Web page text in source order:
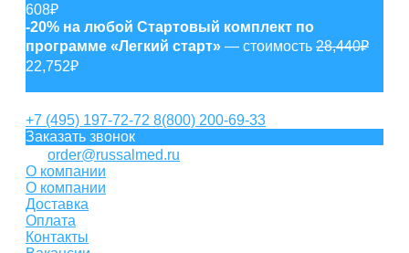
608₽
-20% на любой Стартовый комплект по
программе «Легкий старт» — стоимость 28,440₽
22,752₽
+7 (495) 197-72-72 8(800) 200-69-33
Заказать звонок
order@russalmed.ru
О компании
О компании
Доставка
Оплата
Контакты